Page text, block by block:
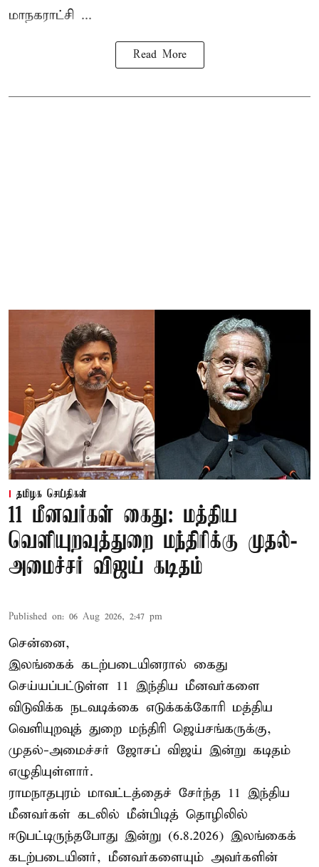
மாநகராட்சி ...
Read More
தமிழக செய்திகள்
11 மீனவர்கள் கைது: மத்திய
வெளியுறவுத்துறை மந்திரிக்கு முதல்-
அமைச்சர் விஜய் கடிதம்
Published on: 06 Aug 2026, 2:47 pm
சென்னை,
இலங்கைக் கடற்படையினரால் கைது
செய்யப்பட்டுள்ள 11 இந்திய மீனவர்களை
விடுவிக்க நடவடிக்கை எடுக்கக்கோரி மத்திய
வெளியுறவுத் துறை மந்திரி ஜெய்சங்கருக்கு,
முதல்-அமைச்சர் ஜோசப் விஜய் இன்று கடிதம்
எழுதியுள்ளார்.
ராமநாதபுரம் மாவட்டத்தைச் சேர்ந்த 11 இந்திய
மீனவர்கள் கடலில் மீன்பிடித் தொழிலில்
ஈடுபட்டிருந்தபோது இன்று (6.8.2026) இலங்கைக்
கடற்படையினர், மீனவர்களையும் அவர்களின்